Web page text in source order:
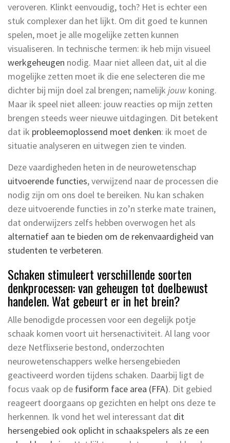
veroveren. Klinkt eenvoudig, toch? Het is echter een
stuk complexer dan het lijkt. Om dit goed te kunnen
spelen, moet je alle mogelijke zetten kunnen
visualiseren. In technische termen: ik heb mijn visueel
werkgeheugen nodig. Maar niet alleen dat, uit al die
mogelijke zetten moet ik die ene selecteren die me
dichter bij mijn doel zal brengen; namelijk jouw koning.
Maar ik speel niet alleen: jouw reacties op mijn zetten
brengen steeds weer nieuwe uitdagingen. Dit betekent
dat ik probleemoplossend moet denken: ik moet de
situatie analyseren en uitwegen zien te vinden.
Deze vaardigheden heten in de neurowetenschap
uitvoerende functies, verwijzend naar de processen die
nodig zijn om ons doel te bereiken. Nu kan schaken
deze uitvoerende functies in zo’n sterke mate trainen,
dat onderwijzers zelfs hebben overwogen het als
alternatief aan te bieden om de rekenvaardigheid van
studenten te verbeteren.
Schaken stimuleert verschillende soorten
denkprocessen: van geheugen tot doelbewust
handelen. Wat gebeurt er in het brein?
Alle benodigde processen voor een degelijk potje
schaak komen voort uit hersenactiviteit. Al lang voor
deze Netflixserie bestond, onderzochten
neurowetenschappers welke hersengebieden
geactiveerd worden tijdens schaken. Daarbij ligt de
focus vaak op de fusiform face area (FFA). Dit gebied
reageert doorgaans op gezichten en helpt ons deze te
herkennen. Ik vond het wel interessant dat dit
hersengebied ook oplicht in schaakspelers als ze een